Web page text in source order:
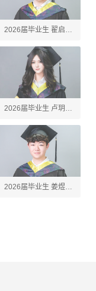
2026届毕业生 翟启善
2026届毕业生 卢玥
2026届毕业生 姜煜垒